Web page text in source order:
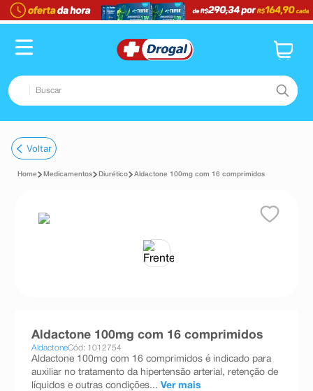
Buscar
1º fralda
dipirona
teste gravidez
absorvente
10ºshampoo
Voltar
Medicamentos Diurético Aldactone 100mg com 16 comprimidos
Aldactone 100mg com 16 comprimidos
AldactoneCód: 1012754
Aldactone 100mg com 16 comprimidos é indicado para
auxiliar no tratamento da hipertensão arterial, retenção de
líquidos e outras condições... Ver mais